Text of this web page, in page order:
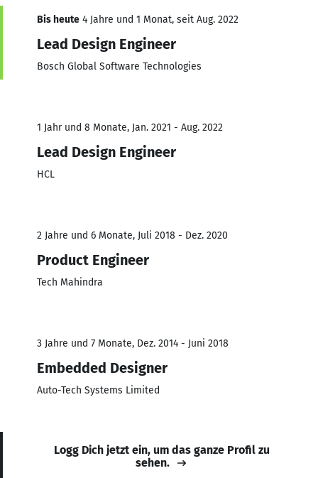
Bis heute 4 Jahre und 1 Monat, seit Aug. 2022
Lead Design Engineer
Bosch Global Software Technologies
1 Jahr und 8 Monate, Jan. 2021 - Aug. 2022
Lead Design Engineer
HCL
2 Jahre und 6 Monate, Juli 2018 - Dez. 2020
Product Engineer
Tech Mahindra
3 Jahre und 7 Monate, Dez. 2014 - Juni 2018
Embedded Designer
Auto-Tech Systems Limited
Logg Dich jetzt ein, um das ganze Profil zu
sehen.